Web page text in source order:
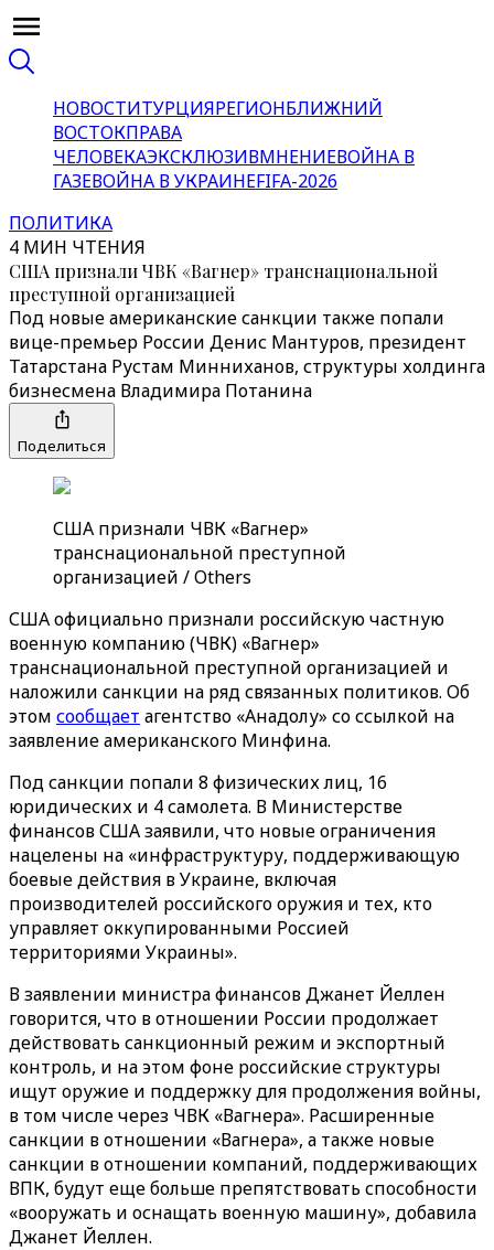
НОВОСТИТУРЦИЯРЕГИОНБЛИЖНИЙ
ВОСТОКПРАВА
ЧЕЛОВЕКАЭКСКЛЮЗИВМНЕНИЕВОЙНА В
ГАЗЕВОЙНА В УКРАИНЕFIFA-2026
ПОЛИТИКА
4 МИН ЧТЕНИЯ
США признали ЧВК «Вагнер» транснациональной
преступной организацией
Под новые американские санкции также попали
вице-премьер России Денис Мантуров, президент
Татарстана Рустам Минниханов, структуры холдинга
бизнесмена Владимира Потанина
Поделиться
США признали ЧВК «Вагнер»
транснациональной преступной
организацией / Others
США официально признали российскую частную
военную компанию (ЧВК) «‎‎Вагнер»
транснациональной преступной организацией и
наложили санкции на ряд связанных политиков. Об
этом сообщает агентство «‎Анадолу»‎ со ссылкой на
заявление американского Минфина.
Под санкции попали 8 физических лиц, 16
юридических и 4 самолета. В Министерстве
финансов США заявили, что новые ограничения
нацелены на «инфраструктуру, поддерживающую
боевые действия в Украине, включая
производителей российского оружия и тех, кто
управляет оккупированными Россией
территориями Украины».
В заявлении министра финансов Джанет Йеллен
говорится, что в отношении России продолжает
действовать санкционный режим и экспортный
контроль, и на этом фоне российские структуры
ищут оружие и поддержку для продолжения войны,
в том числе через ЧВК «‎‎Вагнера». Расширенные
санкции в отношении «Вагнера», а также новые
санкции в отношении компаний, поддерживающих
ВПК, будут еще больше препятствовать способности
«вооружать и оснащать военную машину», добавила
Джанет Йеллен.